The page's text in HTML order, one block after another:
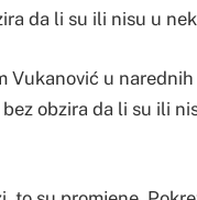
da li su ili nisu u
Vukanović u
obzira da li su ili